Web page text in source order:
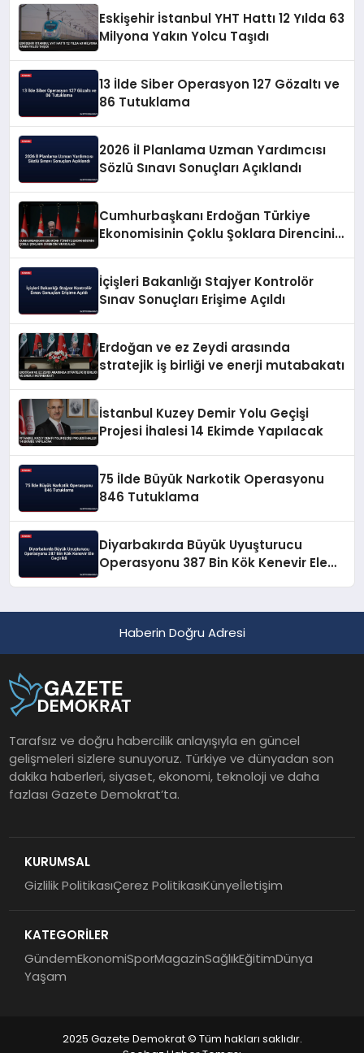
Eskişehir İstanbul YHT Hattı 12 Yılda 63
Milyona Yakın Yolcu Taşıdı
13 İlde Siber Operasyon 127 Gözaltı ve
86 Tutuklama
2026 İl Planlama Uzman Yardımcısı
Sözlü Sınavı Sonuçları Açıklandı
Cumhurbaşkanı Erdoğan Türkiye
Ekonomisinin Çoklu Şoklara Direncini
İçişleri Bakanlığı Stajyer Kontrolör
Sınav Sonuçları Erişime Açıldı
Erdoğan ve ez Zeydi arasında
stratejik iş birliği ve enerji mutabakatı
İstanbul Kuzey Demir Yolu Geçişi
Projesi İhalesi 14 Ekimde Yapılacak
75 İlde Büyük Narkotik Operasyonu
846 Tutuklama
Diyarbakırda Büyük Uyuşturucu
Operasyonu 387 Bin Kök Kenevir Ele
Haberin Doğru Adresi
Tarafsız ve doğru habercilik anlayışıyla en güncel
gelişmeleri sizlere sunuyoruz. Türkiye ve dünyadan son
dakika haberleri, siyaset, ekonomi, teknoloji ve daha
fazlası Gazete Demokrat’ta.
KURUMSAL
Gizlilik PolitikasıÇerez PolitikasıKünyeİletişim
KATEGORİLER
GündemEkonomiSporMagazinSağlıkEğitimDünya
Yaşam
2025 Gazete Demokrat © Tüm hakları saklıdır.